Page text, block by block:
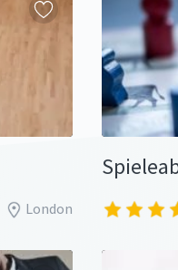
London